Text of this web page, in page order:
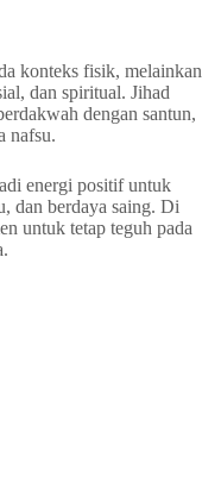
konteks fisik, melainkan
dan spiritual. Jihad
dengan santun,
nafsu.
energi positif untuk
dan berdaya saing. Di
untuk tetap teguh pada